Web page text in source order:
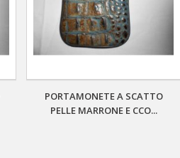
PORTAMONETE A SCATTO
PELLE MARRONE E CCO...